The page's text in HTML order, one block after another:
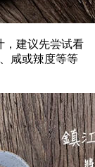
，建议先尝试看
咸或辣度等等